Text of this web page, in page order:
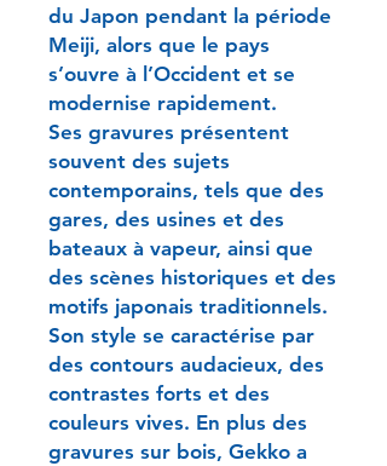
du Japon pendant la période
Meiji, alors que le pays
s’ouvre à l’Occident et se
modernise rapidement.
Ses gravures présentent
souvent des sujets
contemporains, tels que des
gares, des usines et des
bateaux à vapeur, ainsi que
des scènes historiques et des
motifs japonais traditionnels.
Son style se caractérise par
des contours audacieux, des
contrastes forts et des
couleurs vives. En plus des
gravures sur bois, Gekko a